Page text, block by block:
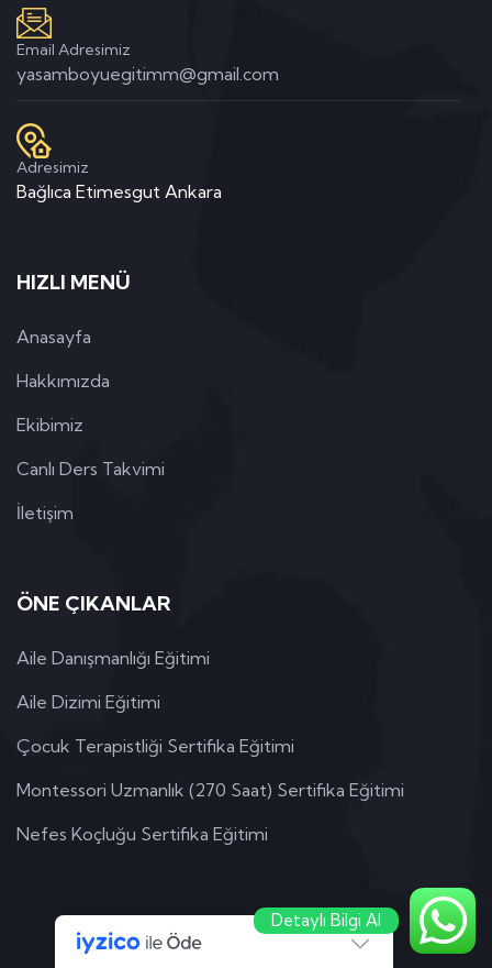
Email Adresimiz
yasamboyuegitimm@gmail.com
Adresimiz
Bağlıca Etimesgut Ankara
HIZLI MENÜ
Anasayfa
Hakkımızda
Ekibimiz
Canlı Ders Takvimi
İletişim
ÖNE ÇIKANLAR
Aile Danışmanlığı Eğitimi
Aile Dizimi Eğitimi
Çocuk Terapistliği Sertifika Eğitimi
Montessori Uzmanlık (270 Saat) Sertifika Eğitimi
Nefes Koçluğu Sertifika Eğitimi
Detaylı Bilgi Al